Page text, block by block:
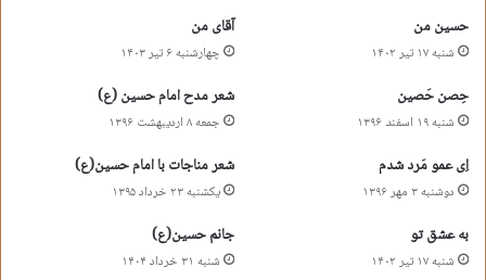
جعفر ابوالفتحی
جعفر ابوالفتحی شعر اهل بیت
شعر فاطمیه
شعر مدح حضرت زهرا س
شعر مناجات
کپی آدرس کوتاه
حسین من
شنبه ۱۷ تیر ۱۴۰۲
آقای من
چهارشنبه ۶ تیر ۱۴۰۳
حِصن حَصین
شنبه ۱۹ اسفند ۱۳۹۶
شعر مدح امام حسین (ع)
جمعه ۸ اردیبهشت ۱۳۹۶
اِی عمو مَرد شدم
دوشنبه ۳ مهر ۱۳۹۶
شعر مناجات با امام حسین(ع)
یکشنبه ۲۳ خرداد ۱۳۹۵
به عشق تو
شنبه ۱۷ تیر ۱۴۰۲
جانم حسین(ع)
شنبه ۳۱ خرداد ۱۴۰۴